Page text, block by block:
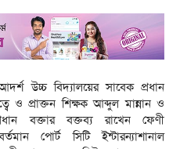
উচ্চ বিদ্যালয়ের সাবেক প্রধান
ও প্রাক্তন শিক্ষক আব্দুল মান্নান ও
বক্তার বক্তব্য রাখেন ফেণী
পোর্ট সিটি ইন্টারন্যাশানাল